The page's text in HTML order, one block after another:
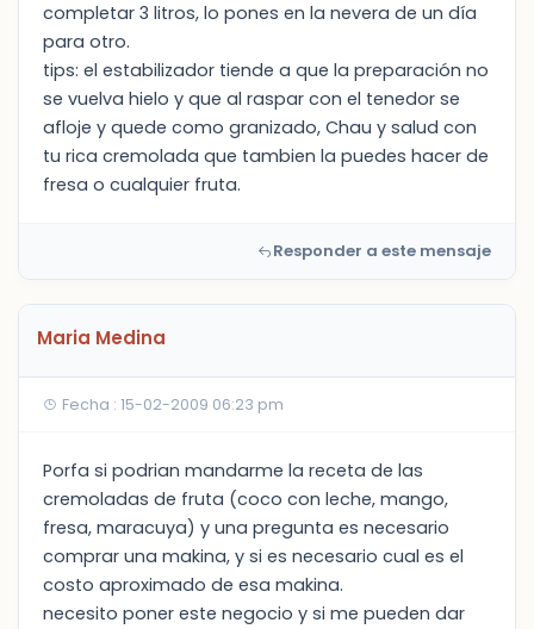
completar 3 litros, lo pones en la nevera de un día
para otro.
tips: el estabilizador tiende a que la preparación no
se vuelva hielo y que al raspar con el tenedor se
afloje y quede como granizado, Chau y salud con
tu rica cremolada que tambien la puedes hacer de
fresa o cualquier fruta.
Responder a este mensaje
Maria Medina
Fecha : 15-02-2009 06:23 pm
Porfa si podrian mandarme la receta de las
cremoladas de fruta (coco con leche, mango,
fresa, maracuya) y una pregunta es necesario
comprar una makina, y si es necesario cual es el
costo aproximado de esa makina.
necesito poner este negocio y si me pueden dar